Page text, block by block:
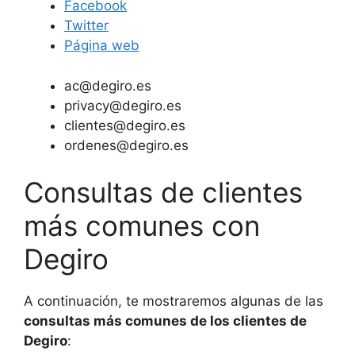
Facebook
Twitter
Página web
ac@degiro.es
privacy@degiro.es
clientes@degiro.es
ordenes@degiro.es
Consultas de clientes
más comunes con
Degiro
A continuación, te mostraremos algunas de las
consultas más comunes de los clientes de
Degiro: